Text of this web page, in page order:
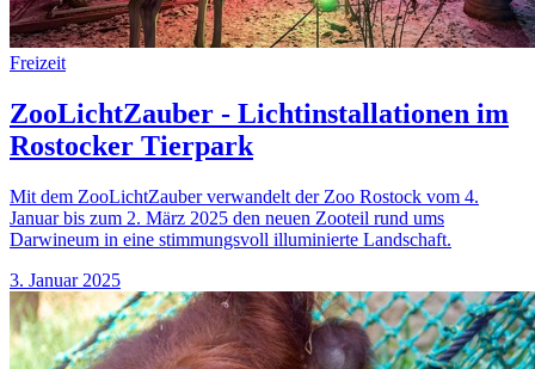
Freizeit
ZooLichtZauber - Lichtinstallationen im
Rostocker Tierpark
Mit dem ZooLichtZauber verwandelt der Zoo Rostock vom 4.
Januar bis zum 2. März 2025 den neuen Zooteil rund ums
Darwineum in eine stimmungsvoll illuminierte Landschaft.
3. Januar 2025